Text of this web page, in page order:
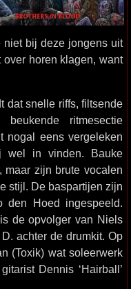
niet bij deze jongens uit
horen klagen, want
dat snelle riffs, filtsende
ritmesectie
nogal eens vergeleken
wel in vinden. Bauke
maar zijn brute vocalen
stijl. De baspartijen zijn
den Hoed ingespeeld.
de opvolger van Niels
achter de drumkit. Op
(Toxik) wat soleerwerk
Dennis ‘Hairball’